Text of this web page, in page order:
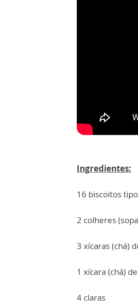
Ingredientes:
16 biscoitos
2 colheres
3 xícaras (chá)
1 xícara (chá)
4 claras